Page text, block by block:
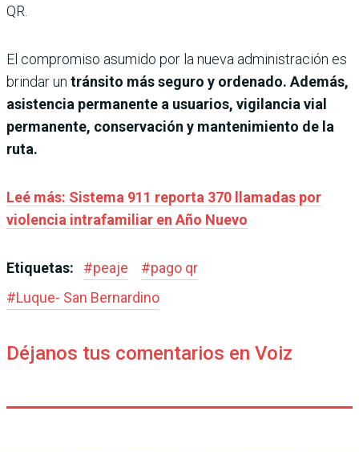
QR.
El compromiso asumido por la nueva administración es
brindar un tránsito más seguro y ordenado. Además,
asistencia permanente a usuarios, vigilancia vial
permanente, conservación y mantenimiento de la
ruta.
Leé más: Sistema 911 reporta 370 llamadas por
violencia intrafamiliar en Año Nuevo
Etiquetas: #peaje #pago qr
#Luque- San Bernardino
Déjanos tus comentarios en Voiz